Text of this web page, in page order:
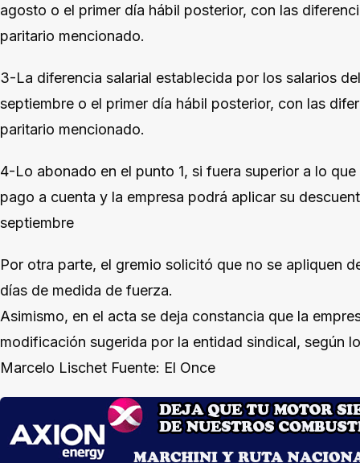
agosto o el primer día hábil posterior, con las
paritario mencionado.
3-La diferencia salarial establecida por los salarios
septiembre o el primer día hábil posterior, con las
paritario mencionado.
4-Lo abonado en el punto 1, si fuera superior a lo
pago a cuenta y la empresa podrá aplicar su
septiembre
Por otra parte, el gremio solicitó que no se apliquen
días de medida de fuerza.
Asimismo, en el acta se deja constancia que la
modificación sugerida por la entidad sindical, según
Marcelo Lischet Fuente: El Once